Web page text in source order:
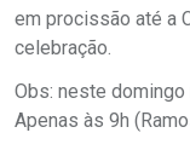
em procissão até a
celebração.
Obs: neste
Apenas às 9h